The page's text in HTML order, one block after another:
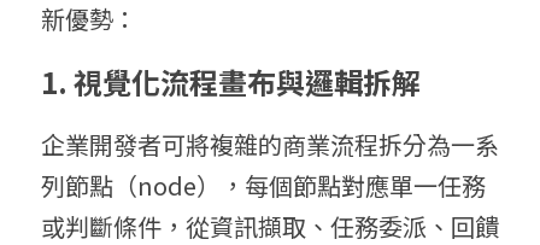
新優勢：
1. 視覺化流程畫布與邏輯拆解
企業開發者可將複雜的商業流程拆分為一系
列節點（node），每個節點對應單一任務
或判斷條件，從資訊擷取、任務委派、回饋